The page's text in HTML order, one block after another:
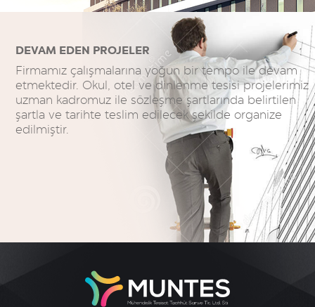
DEVAM EDEN PROJELER
Firmamız çalışmalarına yoğun bir tempo ile devam
etmektedir. Okul, otel ve dinlenme tesisi projelerimiz
uzman kadromuz ile sözleşme şartlarında belirtilen
şartla ve tarihte teslim edilecek şekilde organize
edilmiştir.